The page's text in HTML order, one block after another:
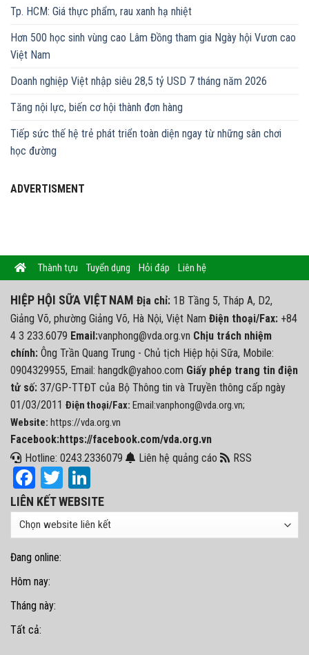
Tp. HCM: Giá thực phẩm, rau xanh hạ nhiệt
Hơn 500 học sinh vùng cao Lâm Đồng tham gia Ngày hội Vươn cao
Việt Nam
Doanh nghiệp Việt nhập siêu 28,5 tỷ USD 7 tháng năm 2026
Tăng nội lực, biến cơ hội thành đơn hàng
Tiếp sức thế hệ trẻ phát triển toàn diện ngay từ những sân chơi
học đường
ADVERTISMENT
Thành tựu Tuyển dụng Hỏi đáp Liên hệ
HIỆP HỘI SỮA VIỆT NAM Địa chỉ: 1B Tầng 5, Tháp A, D2,
Giảng Võ, phường Giảng Võ, Hà Nội, Việt Nam Điện thoại/Fax: +84
4 3 233.6079 Email:vanphong@vda.org.vn Chịu trách nhiệm
chính: Ông Trần Quang Trung - Chủ tịch Hiệp hội Sữa, Mobile:
0904329955, Email: hangdk@yahoo.com Giấy phép trang tin điện
tử số: 37/GP-TTĐT của Bộ Thông tin và Truyền thông cấp ngày
01/03/2011 Điện thoại/Fax: Email:vanphong@vda.org.vn;
Website: https://vda.org.vn
Facebook:https://facebook.com/vda.org.vn
Hotline: 0243.2336079
Liên hệ quảng cáo RSS
Facebook
Twitter
LIÊN KẾT WEBSITE
Đang online:
Hôm nay:
Tháng này:
Tất cả: